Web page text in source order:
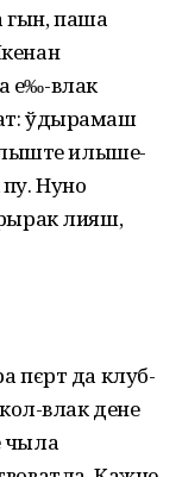
паша
е‰-влак
ўдырамаш
илыше-
Нуно
лияш,
пєрт да клуб-
влак дене
чыла